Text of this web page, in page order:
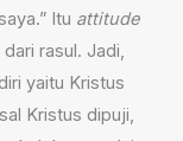
Itu attitude
rasul. Jadi,
yaitu Kristus
Kristus dipuji,